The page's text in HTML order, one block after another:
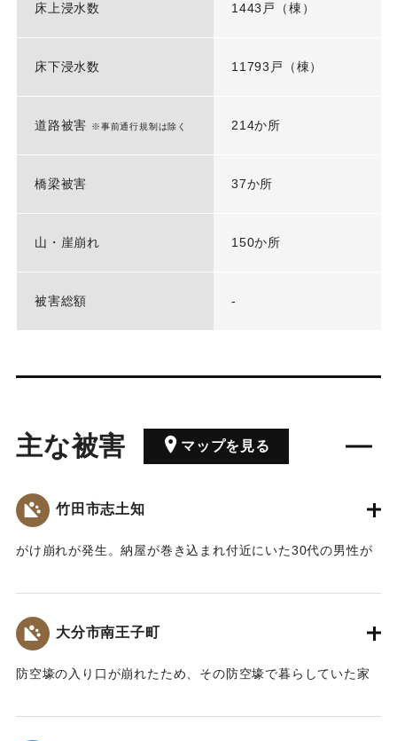
床上浸水数 1443戸（棟）
床下浸水数 11793戸（棟）
道路被害 ※事前通行規制は除く 214か所
橋梁被害 37か所
山・崖崩れ 150か所
被害総額 -
主な被害 マップを見る
竹田市志土知
がけ崩れが発生。納屋が巻き込まれ付近にいた30代の男性が
｜固有コード:
大分市南王子町
防空壕の入り口が崩れたため、その防空壕で暮らしていた家
た。